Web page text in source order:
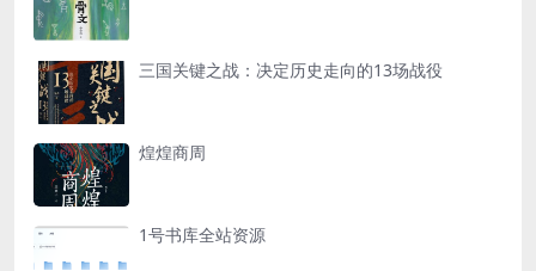
三国关键之战：决定历史走向的13场战役
煌煌商周
1号书库全站资源